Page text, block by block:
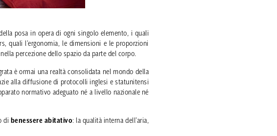
posa in opera di ogni singolo elemento, i quali
quali l’ergonomia, le dimensioni e le proporzioni
percezione dello spazio da parte del corpo.
è ormai una realtà consolidata nel mondo della
alla diffusione di protocolli inglesi e statunitensi
normativo adeguato né a livello nazionale né
di benessere abitativo: la qualità interna dell’aria,